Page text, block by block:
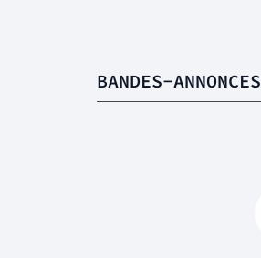
BANDES-ANNONCES